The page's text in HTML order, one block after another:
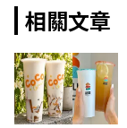
相關文章